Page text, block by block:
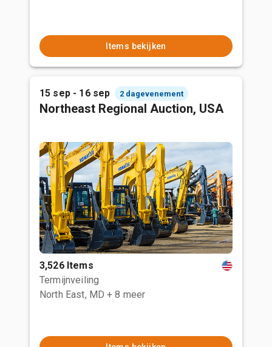
Items bekijken
15 sep - 16 sep 2 dagevenement
Northeast Regional Auction, USA
3,526 Items
Termijnveiling
North East, MD + 8 meer